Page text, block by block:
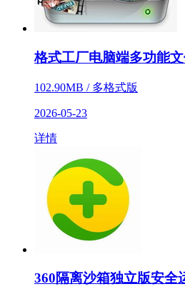
格式工厂电脑端多功能
102.90MB / 多格式版
2026-05-23
详情
360隔离沙箱独立版安全